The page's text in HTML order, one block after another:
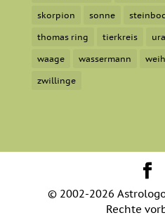
skorpion sonne
thomas ring tierkreis
waage wassermann
zwillinge
© 2002-2026
Rechte